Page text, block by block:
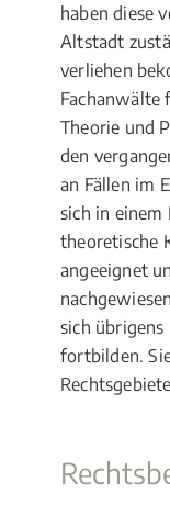
haben diese
Altstadt
verliehen
Fachanwälte
Theorie und
den
an Fällen im
sich in einem
theoretische
angeeignet
sich
fortbilden.